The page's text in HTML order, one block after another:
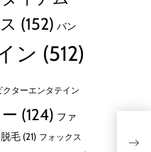
(152) バン
ン (512)
クターエンタテイン
(124) ファ
毛 (21) フォックス
ン2